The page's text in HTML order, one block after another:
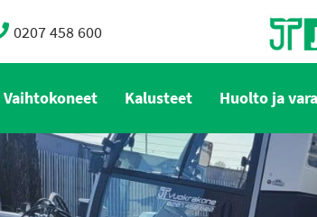
0207 458 600
Vaihtokoneet Kalusteet Huolto ja